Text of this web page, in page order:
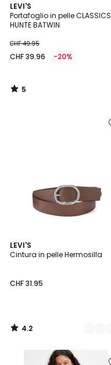
LEVI'S
Portafoglio in pelle CLASSICS
HUNTE BATWIN
CHF 49.95
CHF 39.96 -20%
5
/
5
5
/
LEVI'S
Cintura in pelle Hermosilla
CHF 31.95
4.2
/ 5
2
Colori
4.2
/